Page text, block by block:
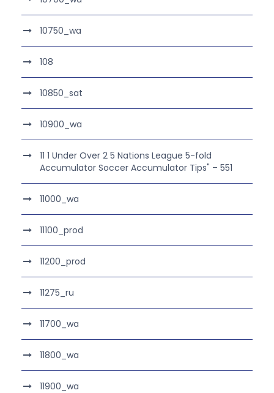
10750_wa
108
10850_sat
10900_wa
11 1 Under Over 2 5 Nations League 5-fold
Accumulator Soccer Accumulator Tips" – 551
11000_wa
11100_prod
11200_prod
11275_ru
11700_wa
11800_wa
11900_wa